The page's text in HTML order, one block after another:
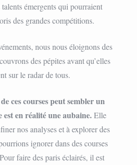
émergents qui pourraient
des grandes compétitions.
nous nous éloignons des
des pépites avant qu’elles
sur le radar de tous.
ces courses peut sembler un
est en réalité une aubaine.Elle
nos analyses et à explorer des
ignorer dans des courses
faire des paris éclairés, il est